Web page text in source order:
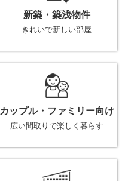
新築・築浅物件
きれいで新しい部屋
カップル・ファミリー向け
広い間取りで楽しく暮らす